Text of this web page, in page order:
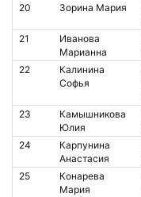
20 Зорина Мария
21
Иванова
Марианна
22
Калинина
Софья
23
Камышникова
Юлия
24
Карпунина
Анастасия
25
Конарева
Мария